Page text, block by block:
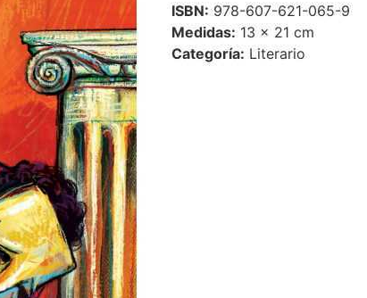
ISBN: 978-607-621-065-9
Medidas: 13 × 21 cm
Categoría: Literario